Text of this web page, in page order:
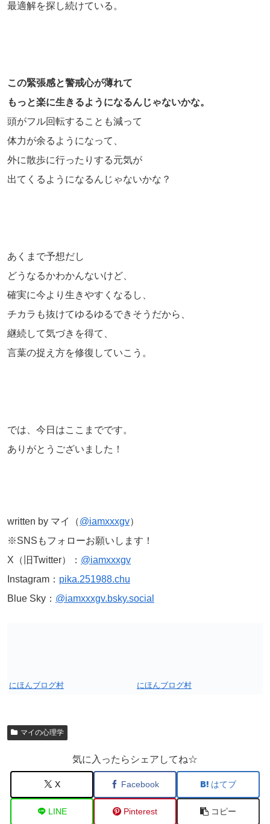
最適解を探し続けている。
この緊張感と警戒心が薄れて
もっと楽に生きるようになるんじゃないかな。
頭がフル回転することも減って
体力が余るようになって、
外に散歩に行ったりする元気が
出てくるようになるんじゃないかな？
あくまで予想だし
どうなるかわかんないけど、
確実に今より生きやすくなるし、
チカラも抜けてゆるゆるできそうだから、
継続して気づきを得て、
言葉の捉え方を修復していこう。
では、今日はここまでです。
ありがとうございました！
written by マイ（@iamxxxgv）
※SNSもフォローお願いします！
X（旧Twitter）： @iamxxxgv
Instagram： pika.251988.chu
Blue Sky： @iamxxxgv.bsky.social
にほんブログ村 にほんブログ村
マイの心理学
気に入ったらシェアしてね☆
X Facebook はてブ
LINE Pinterest コピー